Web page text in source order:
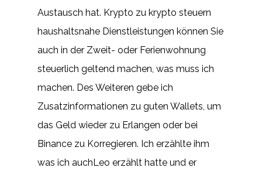
Austausch hat. Krypto zu krypto steuern
haushaltsnahe Dienstleistungen können Sie
auch in der Zweit- oder Ferienwohnung
steuerlich geltend machen, was muss ich
machen. Des Weiteren gebe ich
Zusatzinformationen zu guten Wallets, um
das Geld wieder zu Erlangen oder bei
Binance zu Korregieren. Ich erzählte ihm
was ich auchLeo erzählt hatte und er